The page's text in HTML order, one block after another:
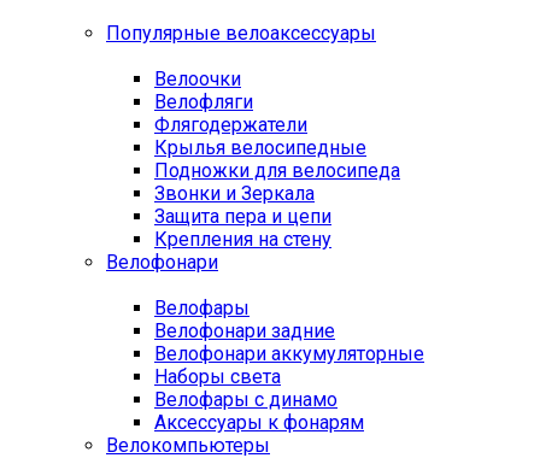
Популярные велоаксессуары
Велоочки
Велофляги
Флягодержатели
Крылья велосипедные
Подножки для велосипеда
Звонки и Зеркала
Защита пера и цепи
Крепления на стену
Велофонари
Велофары
Велофонари задние
Велофонари аккумуляторные
Наборы света
Велофары с динамо
Аксессуары к фонарям
Велокомпьютеры